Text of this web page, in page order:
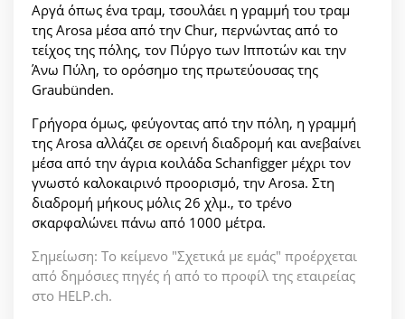
Αργά όπως ένα τραμ, τσουλάει η γραμμή του τραμ
της Arosa μέσα από την Chur, περνώντας από το
τείχος της πόλης, τον Πύργο των Ιπποτών και την
Άνω Πύλη, το ορόσημο της πρωτεύουσας της
Graubünden.
Γρήγορα όμως, φεύγοντας από την πόλη, η γραμμή
της Arosa αλλάζει σε ορεινή διαδρομή και ανεβαίνει
μέσα από την άγρια κοιλάδα Schanfigger μέχρι τον
γνωστό καλοκαιρινό προορισμό, την Arosa. Στη
διαδρομή μήκους μόλις 26 χλμ., το τρένο
σκαρφαλώνει πάνω από 1000 μέτρα.
Σημείωση: Το κείμενο "Σχετικά με εμάς" προέρχεται
από δημόσιες πηγές ή από το προφίλ της εταιρείας
στο HELP.ch.